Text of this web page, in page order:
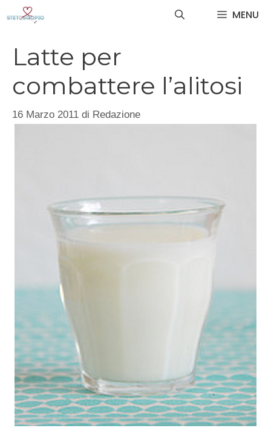
MENU
Latte per
combattere l’alitosi
16 Marzo 2011 di Redazione